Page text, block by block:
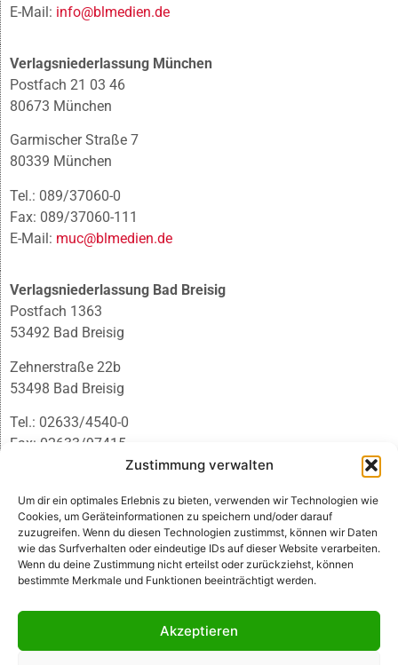
Zustimmung verwalten
Um dir ein optimales Erlebnis zu bieten, verwenden wir Technologien wie
Cookies, um Geräteinformationen zu speichern und/oder darauf
zuzugreifen. Wenn du diesen Technologien zustimmst, können wir Daten
wie das Surfverhalten oder eindeutige IDs auf dieser Website verarbeiten.
Wenn du deine Zustimmung nicht erteilst oder zurückziehst, können
bestimmte Merkmale und Funktionen beeinträchtigt werden.
Akzeptieren
E-Mail: info@blmedien.de
Verlagsniederlassung München
Postfach 21 03 46
80673 München
Garmischer Straße 7
80339 München
Tel.: 089/37060-0
Fax: 089/37060-111
E-Mail: muc@blmedien.de
Verlagsniederlassung Bad Breisig
Postfach 1363
53492 Bad Breisig
Zehnerstraße 22b
53498 Bad Breisig
Tel.: 02633/4540-0
Fax: 02633/97415
infobb@blmedien.de